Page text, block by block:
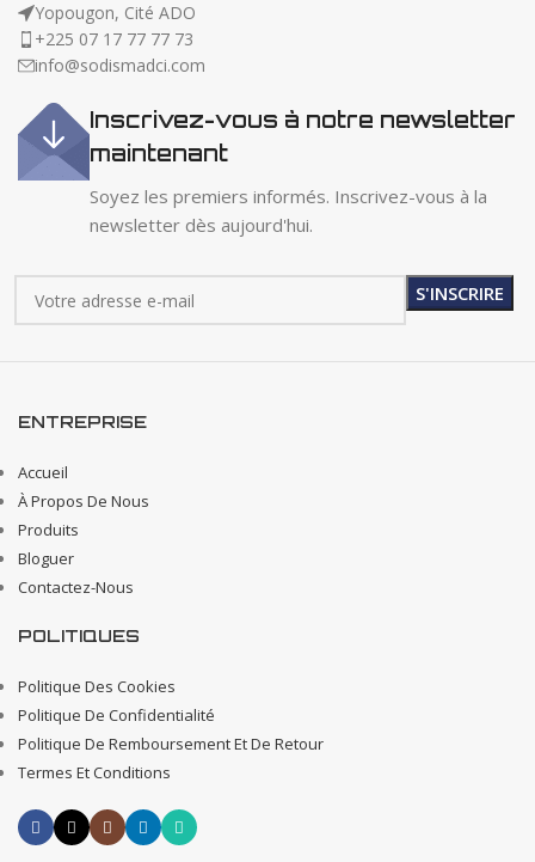
Yopougon, Cité ADO
+225 07 17 77 77 73
info@sodismadci.com
Inscrivez-vous à notre newsletter
maintenant
Soyez les premiers informés. Inscrivez-vous à la
newsletter dès aujourd'hui.
ENTREPRISE
Accueil
À Propos De Nous
Produits
Bloguer
Contactez-Nous
POLITIQUES
Politique Des Cookies
Politique De Confidentialité
Politique De Remboursement Et De Retour
Termes Et Conditions